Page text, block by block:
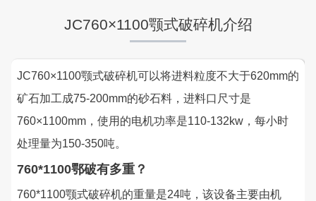
JC760×1100颚式破碎机介绍
JC760×1100颚式破碎机可以将进料粒度不大于620mm的
矿石加工成75-200mm的砂石料，进料口尺寸是
760×1100mm，使用的电机功率是110-132kw，每小时
处理量为150-350吨。
760*1100鄂破有多重？
760*1100颚式破碎机的重量是24吨，该设备主要由机